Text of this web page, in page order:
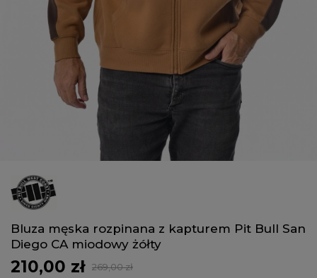
Bluza męska rozpinana z kapturem Pit Bull San
Diego CA miodowy żółty
210,00 zł 269,00 zł